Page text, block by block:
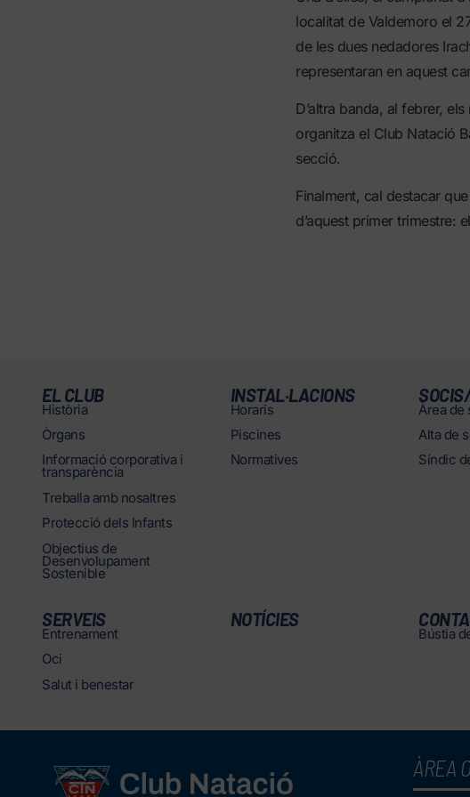
localitat de Valdemoro el
de les dues nedadores
representaran en aquest
D’altra banda, al febrer,
organitza el Club Natació
secció.
Finalment, cal destacar
d’aquest primer trimestre:
EL CLUB
Història
Òrgans
Informació corporativa i
transparència
Treballa amb nosaltres
Protecció dels Infants
Objectius de
Desenvolupament
Sostenible
INSTAL·LACIONS
Horaris
Piscines
Normatives
Àrea de
Alta de
Síndic
SERVEIS
Entrenament
Oci
Salut i benestar
NOTÍCIES
Bústia
ÀREA